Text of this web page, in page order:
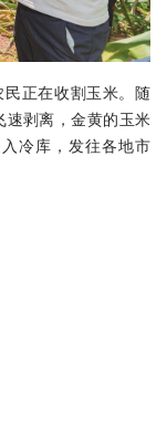
正在收割玉米。随
速剥离，金黄的玉米
冷库，发往各地市